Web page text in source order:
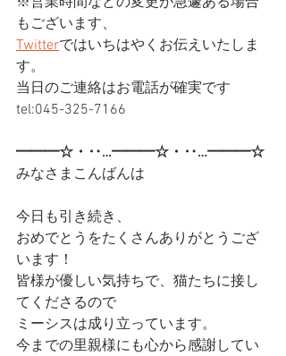
もございます、
Twitterではいちはやくお伝えいたしま
す。
当日のご連絡はお電話が確実です
tel:045-325-7166
━━━☆・‥…━━━☆・‥…━━━☆
みなさまこんばんは
今日も引き続き、
おめでとうをたくさんありがとうござ
います！
皆様が優しい気持ちで、猫たちに接し
てくださるので
ミーシスは成り立っています。
今までの里親様にも心から感謝してい